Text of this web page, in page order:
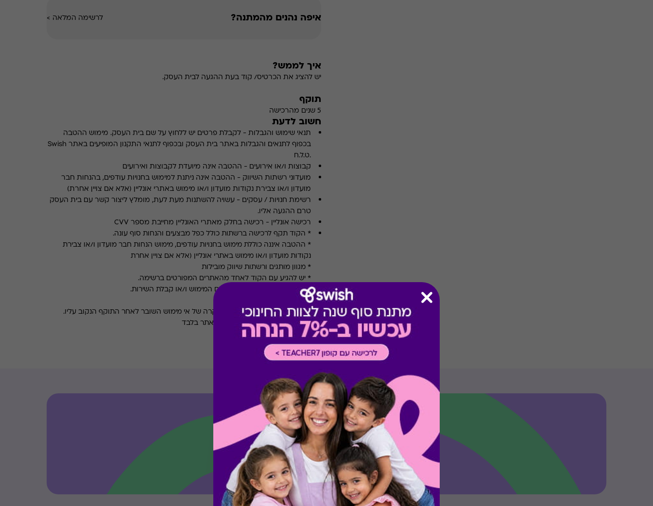
איפה נהנים מהמתנה? לרשימה המלאה >
איך לממש?
יש להציג את הכרטיס/ קוד בעת ההגעה לבית העסק.
תוקף
5 שנים מהרכישה
חשוב לדעת
תנאי שימוש והגבלות -לקבלת פרטים יש ללחוץ על שם בית העסק. מימוש ההטבה
בכפוף לתנאים והגבלות באתר בית העסק ובכפוף לתנאי התקנון המופיעים באתר Swish
.ט.ל.ח
קבוצות ו/או אירועים - ההטבה אינה מיועדת לקבוצות ואירועים
מועדוני רשתות השיווק - ההטבה אינה ניתנת למימוש בחנויות עודפים, בהנחות חבר
מועדון ו/או צבירת נקודות מועדון ו/או מימוש באתרי אונליין (אלא אם צויין אחרת)
רשימת חנויות / עסקים -עשויה להשתנות מעת לעת, מומלץ ליצור קשר עם בית העסק
טרם ההגעה אליו.
רכישה אונליין
- רכישה בחלק מאתרי האונליין מחייבת מספר CVV
* הקוד תקף לרכישה ברשתות כולל כפל מבצעים והנחות סוף עונה.
* ההטבה איננה כוללת מימוש בחנויות עודפים, מימוש הנחות חבר מועדון ו/או צבירת
נקודות מועדון ו/או מימוש באתרי אונליין (אלא אם צויין אחרת
* מגוון מותגים ורשתות שיווק מובילות
* יש להגיע עם הקוד לאחד מהאתרים המפורטים ברשימה.
* יש להציג את השובר/ קוד טרם המימוש ו/או קבלת השירות.
* תוקף למימוש: חמש שנים.
* לא תינתן תמורה ו/או פיצוי במקרה של אי מימוש השובר לאחר התוקף הנקוב עליו.
* טיב השירותים הינם באחריות האתר בלבד
קיבלת מתנה כזו?
בירור יתרה בכרטיס